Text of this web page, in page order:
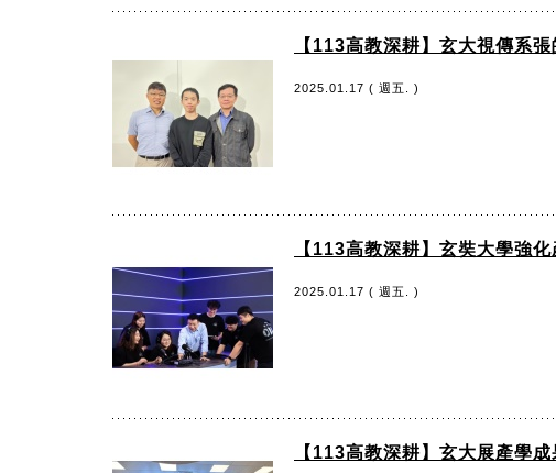
【113高教深耕】玄大視傳系
2025.01.17 ( 週五. )
【113高教深耕】玄奘大學強
2025.01.17 ( 週五. )
【113高教深耕】玄大展產學